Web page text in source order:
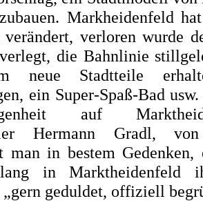
Markheidenfeld
verloren wurde
die Bahnlinie
neue Stadtteile
ein Super-Spaß-Bad
auf
Hermann Gradl,
man in bestem Gedenken,
in Marktheidenfeld
geduldet, offiziell